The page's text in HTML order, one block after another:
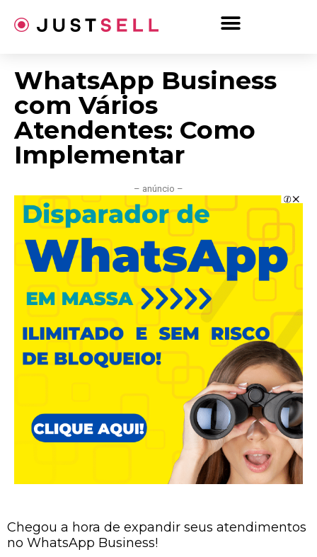
para
WhatsApp Business
com Vários
Atendentes: Como
Implementar
– anúncio –
Chegou a hora de expandir seus atendimentos
no WhatsApp Business!